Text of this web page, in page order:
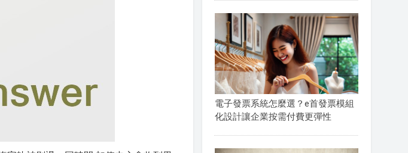
電子發票系統怎麼選？e首發票模組
化設計讓企業按需付費更彈性